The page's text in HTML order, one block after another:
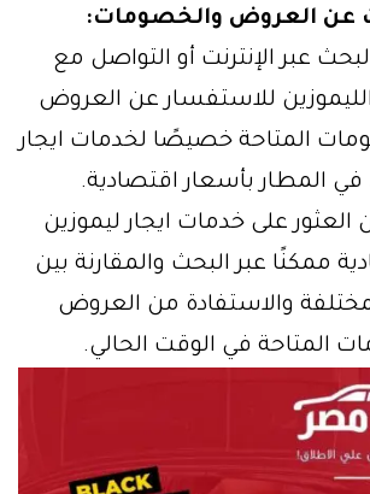
عبر الإنترنت أو التواصل مع
للاستفسار عن العروض
المتاحة خصيصًا لخدمات ايجار
في المطار بأسعار اقتصادية.
على خدمات ايجار ليموزين
ممكنًا عبر البحث والمقارنة بين
والاستفادة من العروض
المتاحة في الوقت الحالي.